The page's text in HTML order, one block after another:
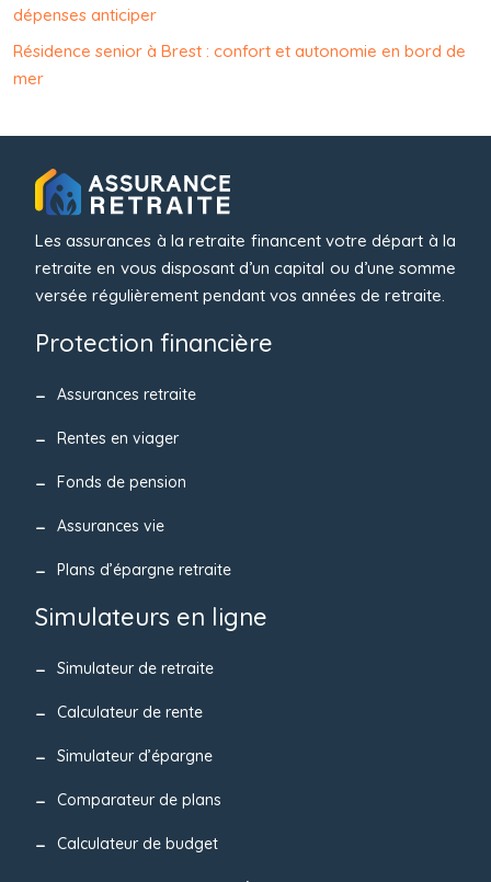
dépenses anticiper
Résidence senior à Brest : confort et autonomie en bord de
mer
Les assurances à la retraite financent votre départ à la
retraite en vous disposant d’un capital ou d’une somme
versée régulièrement pendant vos années de retraite.
Protection financière
Assurances retraite
Rentes en viager
Fonds de pension
Assurances vie
Plans d’épargne retraite
Simulateurs en ligne
Simulateur de retraite
Calculateur de rente
Simulateur d’épargne
Comparateur de plans
Calculateur de budget